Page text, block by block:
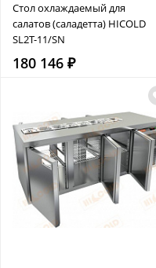
Стол охлаждаемый для
салатов (саладетта) HICOLD
SL2T-11/SN
180 146 ₽